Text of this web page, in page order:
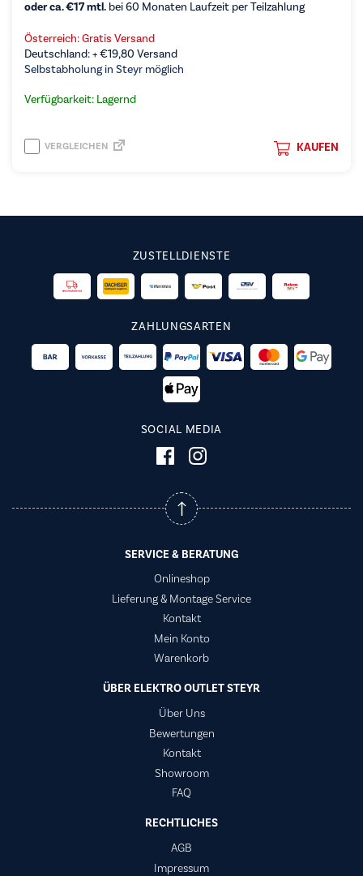
oder ca. €17 mtl. bei 60 Monaten Laufzeit per Teilzahlung
Österreich: Gratis Versand
Deutschland: +€19,80 Versand
Selbstabholung in Steyr möglich
Verfügbarkeit: Lagernd
KAUFEN
VERGLEICHEN
ZUSTELLDIENSTE
ZAHLUNGSARTEN
SOCIAL MEDIA
SERVICE & BERATUNG
Onlineshop
Lieferung & Montage Service
Kontakt
Mein Konto
Warenkorb
ÜBER ELEKTRO OUTLET STEYR
Über Uns
Bewertungen
Kontakt
Showroom
FAQ
RECHTLICHES
AGB
Impressum